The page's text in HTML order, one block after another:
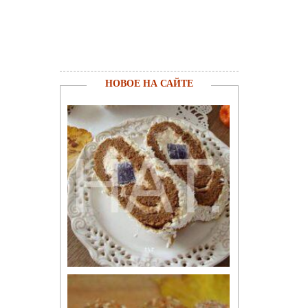
НОВОЕ НА САЙТЕ